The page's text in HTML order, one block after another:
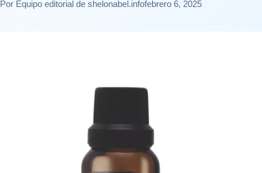
Por Equipo editorial de shelonabel.infofebrero 6, 2025